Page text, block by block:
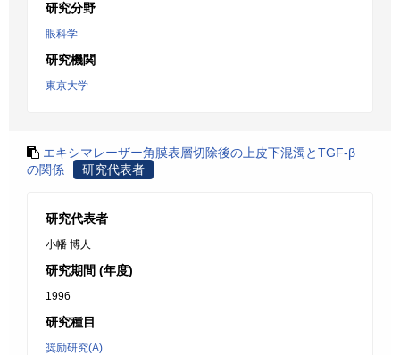
研究分野
眼科学
研究機関
東京大学
エキシマレーザー角膜表層切除後の上皮下混濁とTGF-β
の関係
研究代表者
研究代表者
小幡 博人
研究期間 (年度)
1996
研究種目
奨励研究(A)